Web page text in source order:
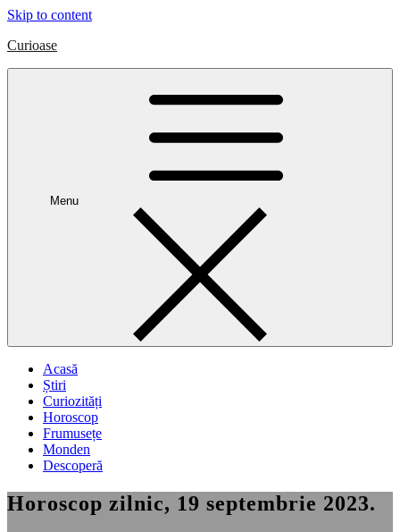
Skip to content
Curioase
Menu
Acasă
Știri
Curiozități
Horoscop
Frumusețe
Monden
Descoperă
Horoscop zilnic, 19 septembrie 2023.